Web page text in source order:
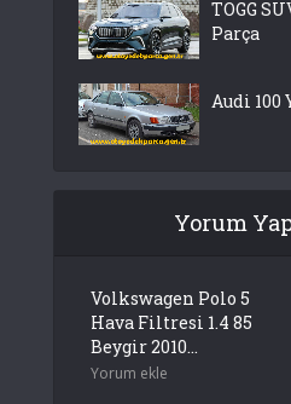
TOGG
Parça
Audi 100
Yorum
Volkswagen Polo 5
Hava Filtresi 1.4 85
Beygir 2010...
Yorum ekle